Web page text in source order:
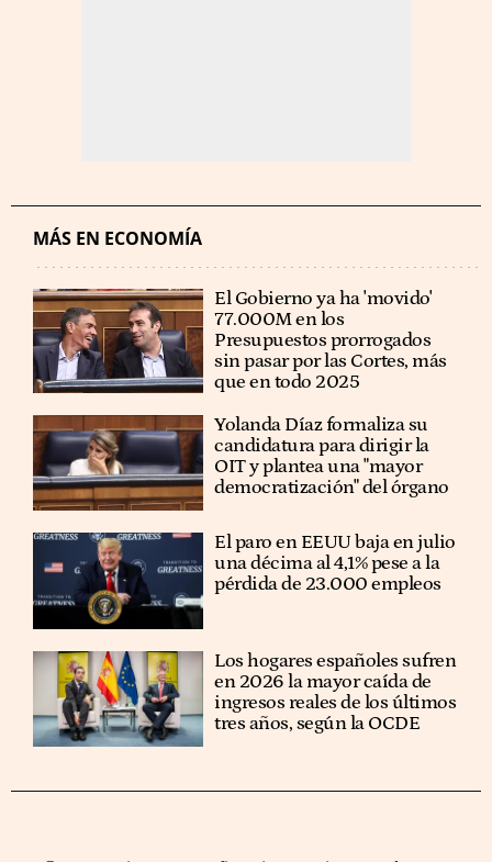
MÁS EN ECONOMÍA
El Gobierno ya ha 'movido'
77.000M en los
Presupuestos prorrogados
sin pasar por las Cortes, más
que en todo 2025
Yolanda Díaz formaliza su
candidatura para dirigir la
OIT y plantea una "mayor
democratización" del órgano
El paro en EEUU baja en julio
una décima al 4,1% pese a la
pérdida de 23.000 empleos
Los hogares españoles sufren
en 2026 la mayor caída de
ingresos reales de los últimos
tres años, según la OCDE